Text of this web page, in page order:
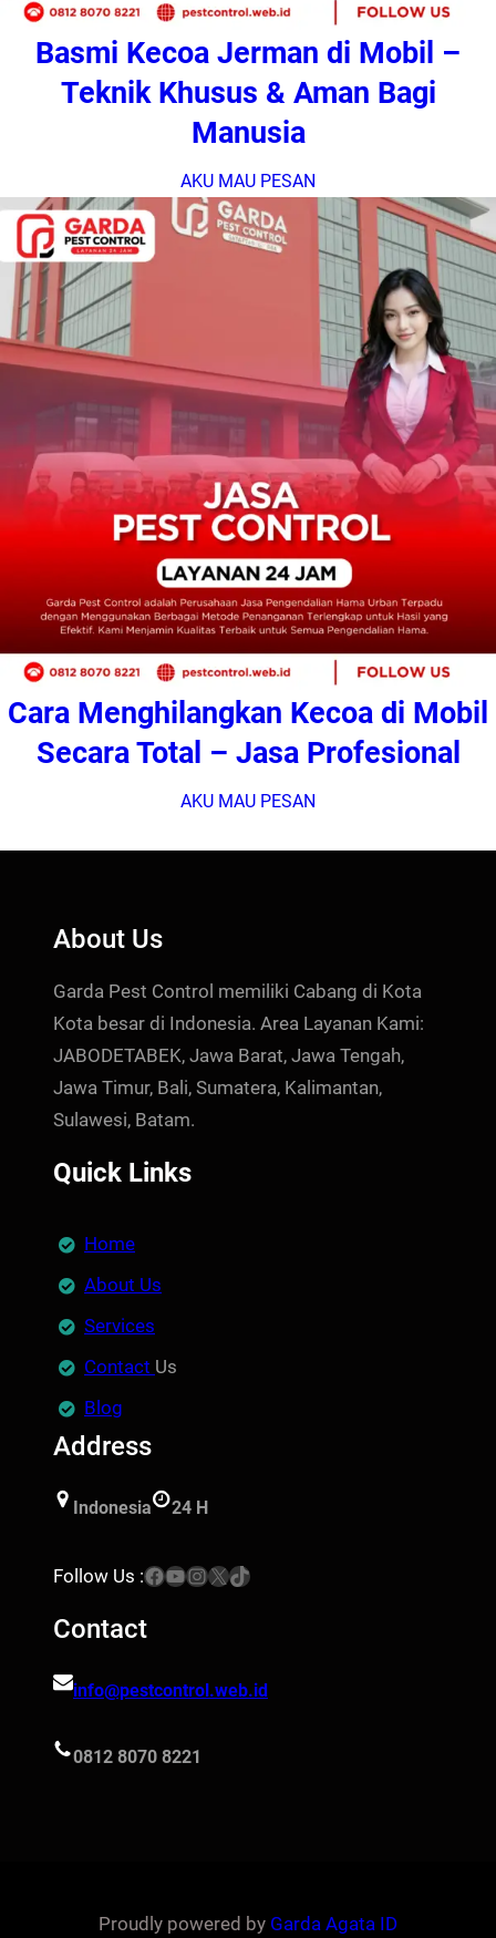
Basmi Kecoa Jerman di Mobil –
Teknik Khusus & Aman Bagi
Manusia
AKU MAU PESAN
Cara Menghilangkan Kecoa di Mobil
Secara Total – Jasa Profesional
AKU MAU PESAN
About Us
Garda Pest Control memiliki Cabang di Kota
Kota besar di Indonesia. Area Layanan Kami:
JABODETABEK, Jawa Barat, Jawa Tengah,
Jawa Timur, Bali, Sumatera, Kalimantan,
Sulawesi, Batam.
Quick Links
Home
About Us
Services
Contact Us
Blog
Address
Indonesia 24 H
Follow Us :Facebook YouTube Instagram X TikTok
Contact
info@pestcontrol.web.id
0812 8070 8221
Proudly powered by Garda Agata ID